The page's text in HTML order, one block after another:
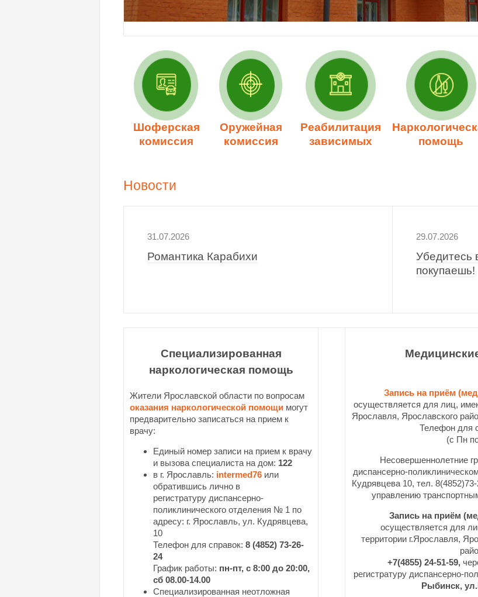
Шоферская
комиссия
Оружейная
комиссия
Реабилитация
зависимых
помощь
Новости
31.07.2026
Романтика Карабихи
29.07.2026
Убедитесь
покупаешь!
Специализированная
наркологическая помощь
Жители Ярославской области по вопросам
оказания наркологической помощи могут
предварительно записаться на прием к
врачу:
Единый номер записи на прием к врачу
и вызова специалиста на дом: 122
в г. Ярославль: intermed76 или
обратившись лично в
регистратуру диспансерно-
поликлинического отделения № 1 по
адресу: г. Ярославль, ул. Кудрявцева,
10
Телефон для справок: 8 (4852) 73-26-
24
График работы: пн-пт, с 8:00 до 20:00,
сб 08.00-14.00
Специализированная неотложная
Запись на приём
осуществляется для лиц,
Ярославля, Ярославского
Телефон для
(с Пн
Несовершеннолетние
диспансерно-
Кудрявцева 10, тел.
управлению
Запись на приём
осуществляется для
территории г.Ярославля,
+7(4855) 24-51-59,
регистратуру диспансерно-
Рыбинск,